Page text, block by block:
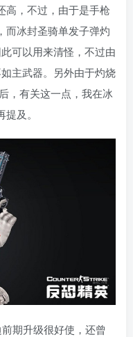
高，不过，由于是手枪
而冰封圣骑单发子弹灼
可以用来清怪，不过由
主武器。另外由于灼烧
，有关这一点，我在冰
及。
期升级很好使，还曾